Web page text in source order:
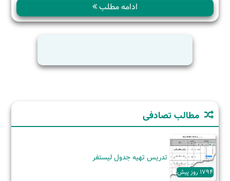
و
حرارتی
خودتراکم
ادامه مطلب
مطالب تصادفی
1794 روز پیش
تدریس تهیه جدول لیستفر